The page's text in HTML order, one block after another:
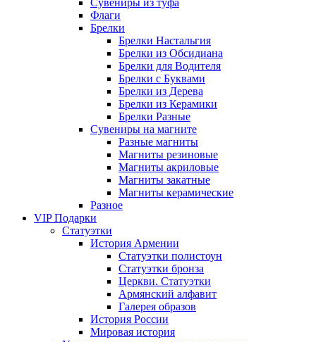
Сувениры из туфа
Флаги
Брелки
Брелки Настальгия
Брелки из Обсидиана
Брелки для Водителя
Брелки с Буквами
Брелки из Дерева
Брелки из Керамики
Брелки Разные
Сувениры на магните
Разные магниты
Магниты резиновые
Магниты акриловые
Магниты закатные
Магниты керамические
Разное
VIP Подарки
Статуэтки
История Армении
Статуэтки полистоун
Статуэтки бронза
Церкви. Статуэтки
Армянский алфавит
Галерея образов
История России
Мировая история